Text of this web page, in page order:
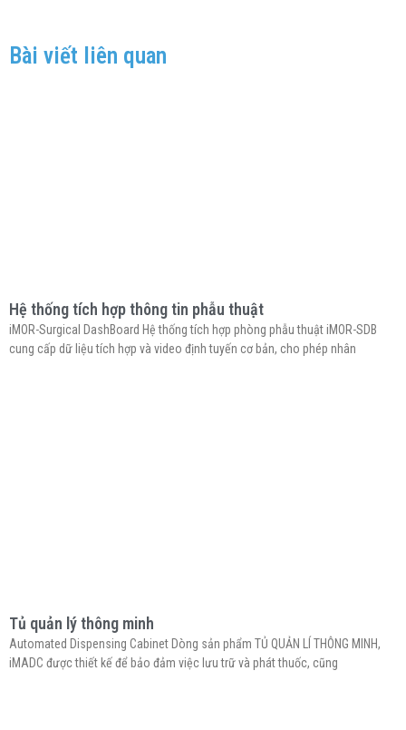
Bài viết liên quan
Hệ thống tích hợp thông tin phẫu thuật
iMOR-Surgical DashBoard Hệ thống tích hợp phòng phẫu thuật iMOR-SDB
cung cấp dữ liệu tích hợp và video định tuyến cơ bản, cho phép nhân
Tủ quản lý thông minh
Automated Dispensing Cabinet Dòng sản phẩm TỦ QUẢN LÍ THÔNG MINH,
iMADC được thiết kế để bảo đảm việc lưu trữ và phát thuốc, cũng